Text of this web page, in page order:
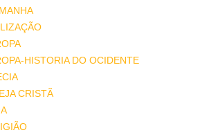
HISTORIA DO OCIDENTE
CRISTÃ